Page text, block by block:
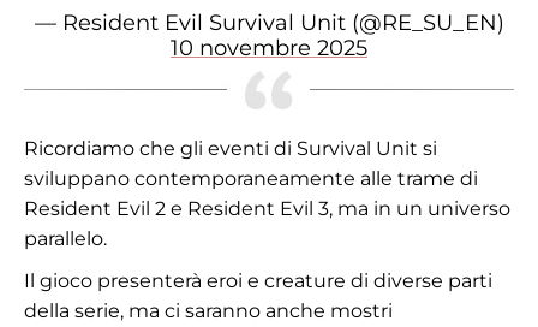
— Resident Evil Survival Unit (@RE_SU_EN)
10 novembre 2025
Ricordiamo che gli eventi di Survival Unit si
sviluppano contemporaneamente alle trame di
Resident Evil 2 e Resident Evil 3, ma in un universo
parallelo.
Il gioco presenterà eroi e creature di diverse parti
della serie, ma ci saranno anche mostri